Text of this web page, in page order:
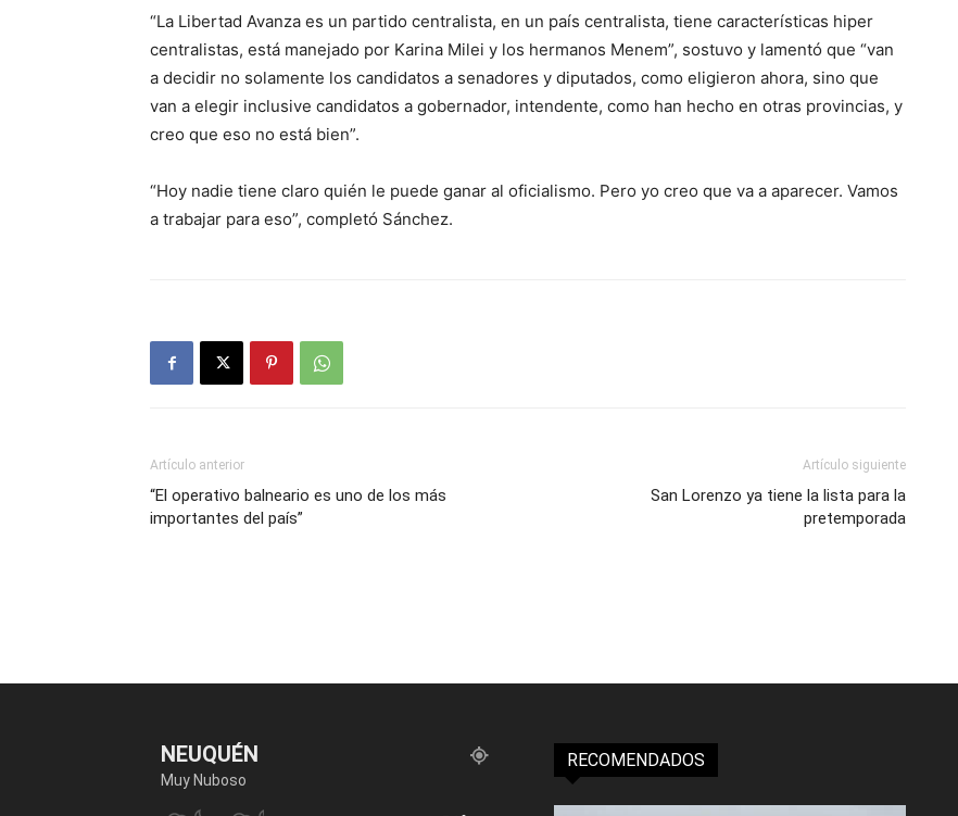
“La Libertad Avanza es un partido centralista, en un país centralista, tiene características hiper
centralistas, está manejado por Karina Milei y los hermanos Menem”, sostuvo y lamentó que “van
a decidir no solamente los candidatos a senadores y diputados, como eligieron ahora, sino que
van a elegir inclusive candidatos a gobernador, intendente, como han hecho en otras provincias, y
creo que eso no está bien”.
“Hoy nadie tiene claro quién le puede ganar al oficialismo. Pero yo creo que va a aparecer. Vamos
a trabajar para eso”, completó Sánchez.
Artículo anterior
“El operativo balneario es uno de los más
importantes del país”
Artículo siguiente
San Lorenzo ya tiene la lista para la
pretemporada
NEUQUÉN
Muy Nuboso
RECOMENDADOS